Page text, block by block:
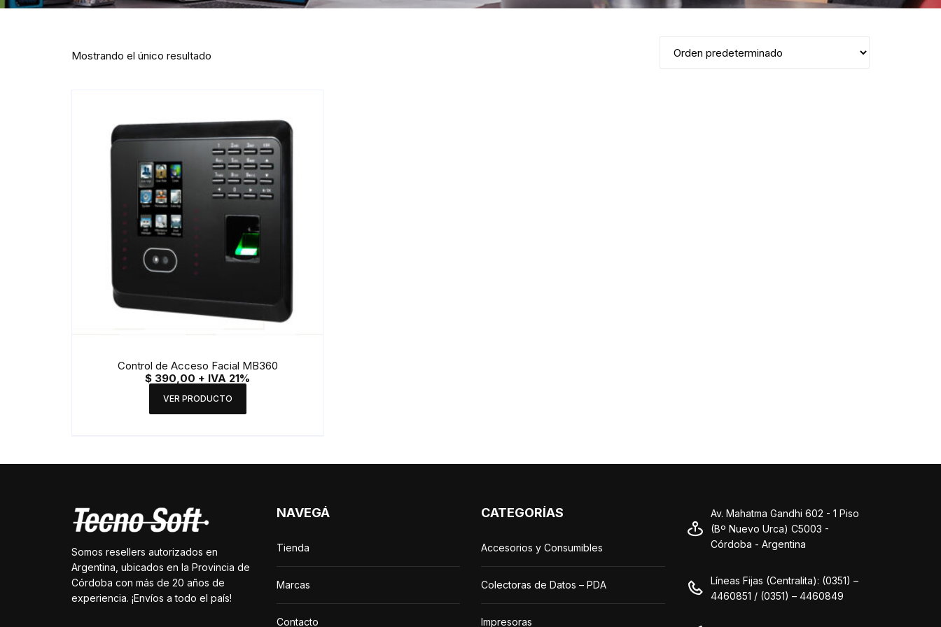
Mostrando el único resultado
Control de Acceso Facial MB360
$ 390,00 + IVA 21%
VER PRODUCTO
Somos resellers autorizados en
Argentina, ubicados en la Provincia de
Córdoba con más de 20 años de
experiencia. ¡Envíos a todo el país!
NAVEGÁ
Tienda
Marcas
Contacto
CATEGORÍAS
Accesorios y Consumibles
Colectoras de Datos – PDA
Impresoras
Av. Mahatma Gandhi 602 - 1 Piso
(Bº Nuevo Urca) C5003 -
Córdoba - Argentina
Líneas Fijas (Centralita): (0351) –
4460851 / (0351) – 4460849